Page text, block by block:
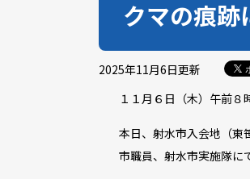
クマの痕跡
2025年11月6日更新
１１月６日（木）午前８
本日、射水市入会地（東
市職員、射水市実施隊に